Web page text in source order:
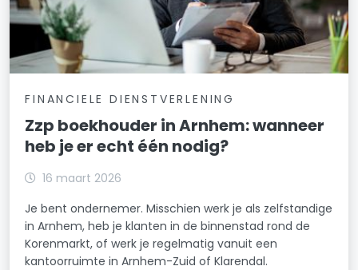
FINANCIELE DIENSTVERLENING
Zzp boekhouder in Arnhem: wanneer
heb je er echt één nodig?
16 maart 2026
Je bent ondernemer. Misschien werk je als zelfstandige
in Arnhem, heb je klanten in de binnenstad rond de
Korenmarkt, of werk je regelmatig vanuit een
kantoorruimte in Arnhem-Zuid of Klarendal.